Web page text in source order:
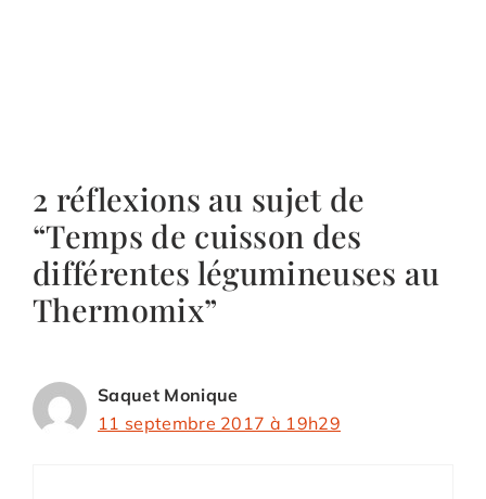
2 réflexions au sujet de
“Temps de cuisson des
différentes légumineuses au
Thermomix”
Saquet Monique
11 septembre 2017 à 19h29